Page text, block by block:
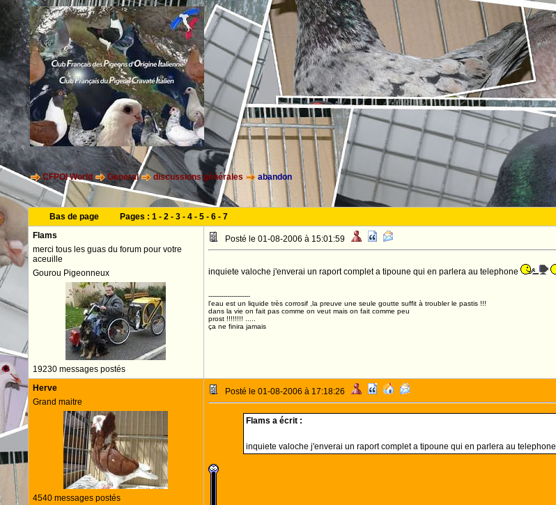
CFPOI World General discussions générales abandon
Bas de page Pages : 1- 2- 3- 4- 5- 6- 7
Flams
merci tous les guas du forum pour votre
aceuille
Gourou Pigeonneux
19230 messages postés
Posté le 01-08-2006 à 15:01:59
inquiete valoche j'enverai un raport complet a tipoune qui en parlera au telephone
--------------------
l'eau est un liquide très corrosif ,la preuve une seule goutte suffit à troubler le pastis !!!
dans la vie on fait pas comme on veut mais on fait comme peu
prost !!!!!!!! .....
ça ne finira jamais
Herve
Grand maitre
4540 messages postés
Posté le 01-08-2006 à 17:18:26
Flams a écrit :
inquiete valoche j'enverai un raport complet a tipoune qui en parlera au telephone